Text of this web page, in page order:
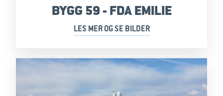
BYGG 59 - FDA EMILIE
LES MER OG SE BILDER